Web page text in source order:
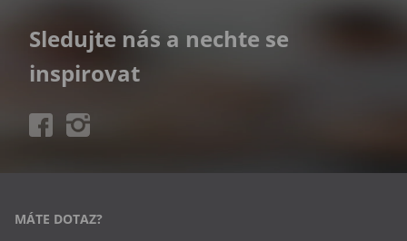
Sledujte nás a nechte se
inspirovat
MÁTE DOTAZ?